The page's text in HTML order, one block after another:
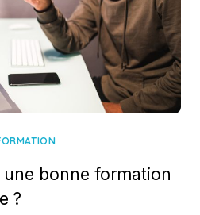
bonne formation
?